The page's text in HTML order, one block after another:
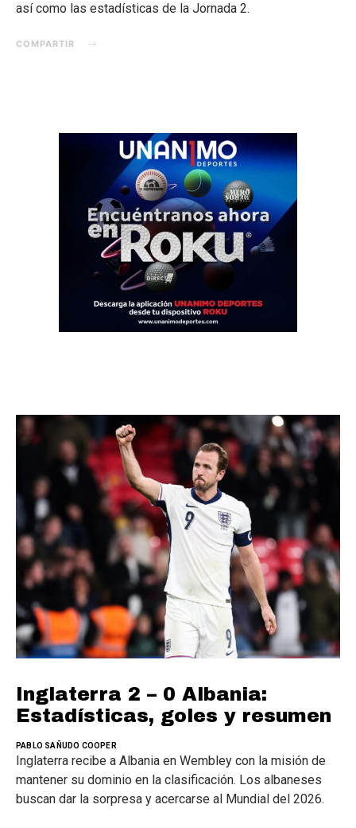
así como las estadísticas de la Jornada 2.
COMPARTIR
Inglaterra 2 – 0 Albania:
Estadísticas, goles y resumen
PABLO SAÑUDO COOPER
Inglaterra recibe a Albania en Wembley con la misión de
mantener su dominio en la clasificación. Los albaneses
buscan dar la sorpresa y acercarse al Mundial del 2026.